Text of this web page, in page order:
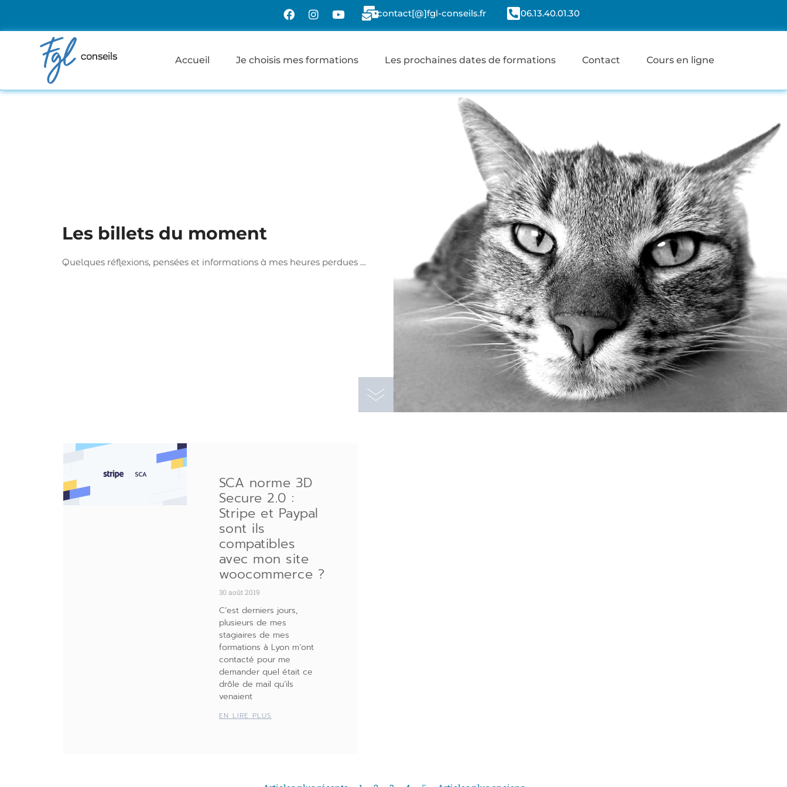
contact[@]fgl-conseils.fr 06.13.40.01.30
Accueil Je choisis mes formations Les prochaines dates de formations Contact Cours en ligne
Les billets du moment
Quelques réflexions, pensées et informations à mes heures perdues …
SCA norme 3D
Secure 2.0 :
Stripe et Paypal
sont ils
compatibles
avec mon site
woocommerce ?
30 août 2019
C’est derniers jours,
plusieurs de mes
stagiaires de mes
formations à Lyon m’ont
contacté pour me
demander quel était ce
drôle de mail qu’ils
venaient
EN LIRE PLUS